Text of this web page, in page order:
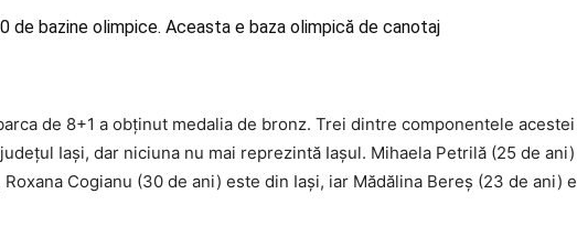
de bazine olimpice. Aceasta e baza olimpică de canotaj
de 8+1 a obţinut medalia de bronz. Trei dintre componentele acestei
Iaşi, dar niciuna nu mai reprezintă Iaşul. Mihaela Petrilă (25 de ani)
Cogianu (30 de ani) este din Iaşi, iar Mădălina Bereş (23 de ani) e